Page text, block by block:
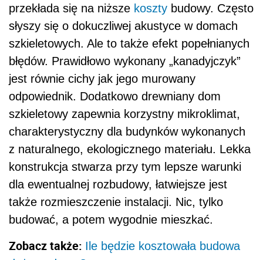
przekłada się na niższe koszty budowy. Często
słyszy się o dokuczliwej akustyce w domach
szkieletowych. Ale to także efekt popełnianych
błędów. Prawidłowo wykonany „kanadyjczyk”
jest równie cichy jak jego murowany
odpowiednik. Dodatkowo drewniany dom
szkieletowy zapewnia korzystny mikroklimat,
charakterystyczny dla budynków wykonanych
z naturalnego, ekologicznego materiału. Lekka
konstrukcja stwarza przy tym lepsze warunki
dla ewentualnej rozbudowy, łatwiejsze jest
także rozmieszczenie instalacji. Nic, tylko
budować, a potem wygodnie mieszkać.
Zobacz także: Ile będzie kosztowała budowa